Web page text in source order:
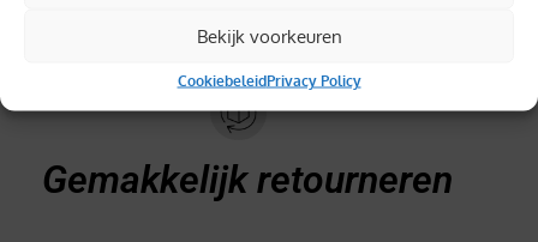
Bekijk voorkeuren
CookiebeleidPrivacy Policy
Gemakkelijk retourneren